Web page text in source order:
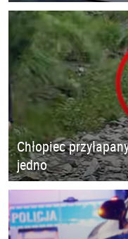
Chłopiec
jedno